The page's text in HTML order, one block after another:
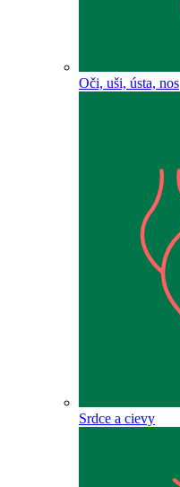
Oči, uši, ústa, nos
Srdce a cievy